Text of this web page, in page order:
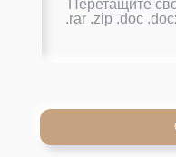
Перетащите
.rar .zip .doc